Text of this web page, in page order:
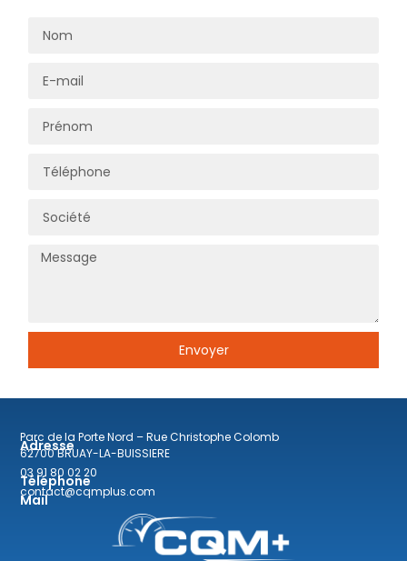
Envoyer
Adresse
Parc de la Porte Nord – Rue Christophe Colomb
62700 BRUAY-LA-BUISSIERE
Téléphone
03 91 80 02 20
Mail
contact@cqmplus.com